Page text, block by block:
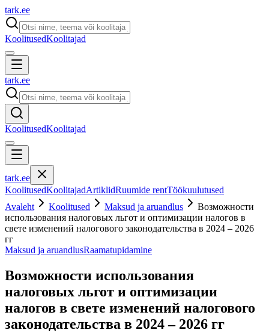
tark.ee
KoolitusedKoolitajad
tark.ee
KoolitusedKoolitajad
tark.ee
KoolitusedKoolitajadArtiklidRuumide rentTöökuulutused
Avaleht
Koolitused Maksud ja aruandlus
Возможности
использования налоговых льгот и оптимизации налогов в
свете изменений налогового законодательства в 2024 – 2026
гг
Maksud ja aruandlusRaamatupidamine
Возможности использования
налоговых льгот и оптимизации
налогов в свете изменений налогового
законодательства в 2024 – 2026 гг